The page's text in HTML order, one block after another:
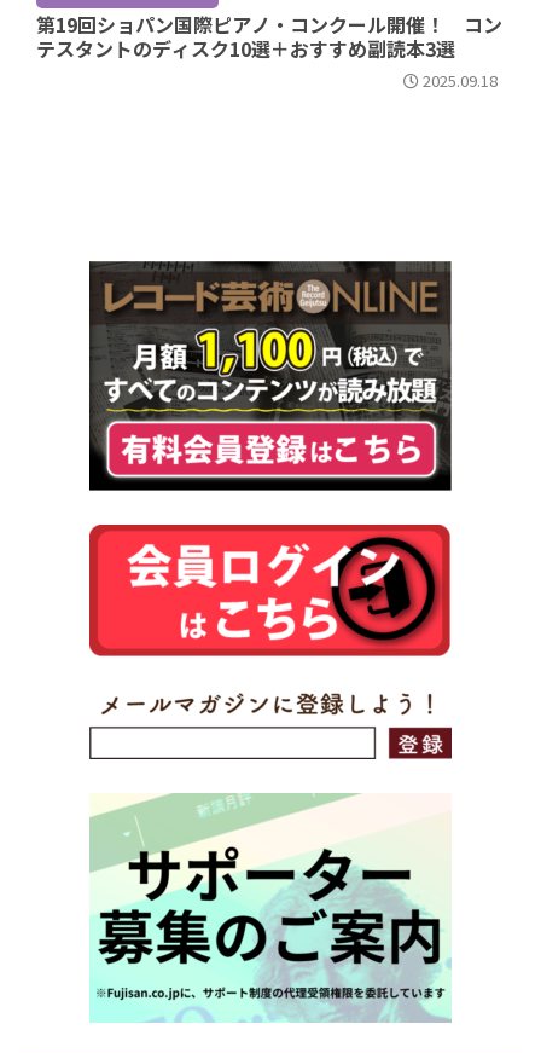
第19回ショパン国際ピアノ・コンクール開催！ コン
テスタントのディスク10選＋おすすめ副読本3選
2025.09.18